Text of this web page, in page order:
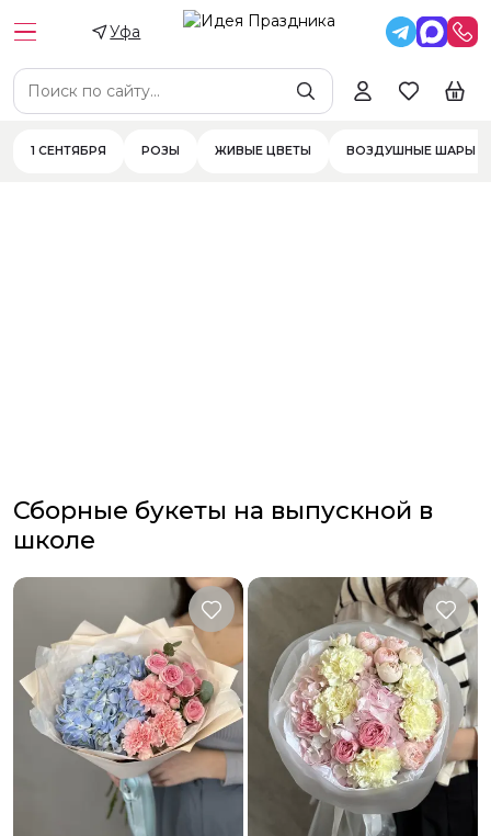
Уфа
1 СЕНТЯБРЯ РОЗЫ ЖИВЫЕ ЦВЕТЫ ВОЗДУШНЫЕ ШАРЫ
Сборные букеты Монобукеты (цветы) Цветы в коробках и
Фильтры Цветы Цветы в составе
Сборные букеты на выпускной в
школе